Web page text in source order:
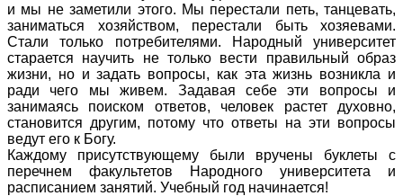
и мы не заметили этого. Мы перестали петь, танцевать,
заниматься хозяйством, перестали быть хозяевами.
Стали только потребителями. Народный университет
старается научить не только вести правильный образ
жизни, но и задать вопросы, как эта жизнь возникла и
ради чего мы живем. Задавая себе эти вопросы и
занимаясь поиском ответов, человек растет духовно,
становится другим, потому что ответы на эти вопросы
ведут его к Богу.
Каждому присутствующему были вручены буклеты с
перечнем факультетов Народного университета и
расписанием занятий. Учебный год начинается!